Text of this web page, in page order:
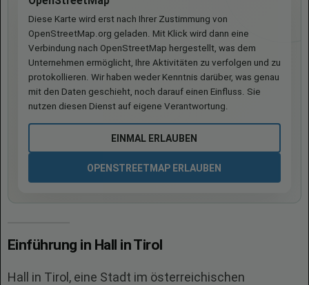
Diese Karte wird erst nach Ihrer Zustimmung von
OpenStreetMap.org geladen. Mit Klick wird dann eine
Verbindung nach OpenStreetMap hergestellt, was dem
Unternehmen ermöglicht, Ihre Aktivitäten zu verfolgen und zu
protokollieren. Wir haben weder Kenntnis darüber, was genau
mit den Daten geschieht, noch darauf einen Einfluss. Sie
nutzen diesen Dienst auf eigene Verantwortung.
EINMAL ERLAUBEN
OPENSTREETMAP ERLAUBEN
Einführung in Hall in Tirol
Hall in Tirol, eine Stadt im österreichischen